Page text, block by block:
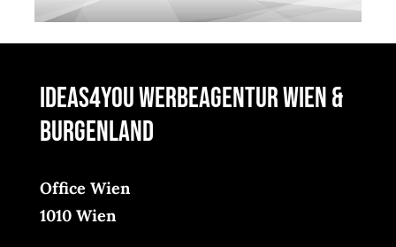
ideas4you Werbeagentur Wien &
Burgenland
Office Wien
1010 Wien